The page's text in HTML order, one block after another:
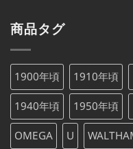
で
価
¥75,000
で
た。
は
で
す
商品タグ
1900年頃 1910年頃
1940年頃 1950年頃
OMEGA U